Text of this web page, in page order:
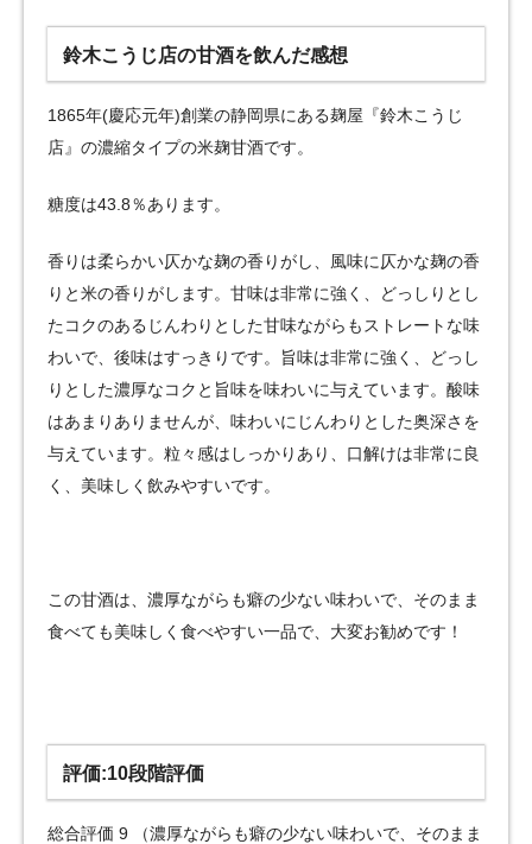
鈴木こうじ店の甘酒を飲んだ感想
1865年(慶応元年)創業の静岡県にある麹屋『鈴木こうじ
店』の濃縮タイプの米麹甘酒です。
糖度は43.8％あります。
香りは柔らかい仄かな麹の香りがし、風味に仄かな麹の香
りと米の香りがします。甘味は非常に強く、どっしりとし
たコクのあるじんわりとした甘味ながらもストレートな味
わいで、後味はすっきりです。旨味は非常に強く、どっし
りとした濃厚なコクと旨味を味わいに与えています。酸味
はあまりありませんが、味わいにじんわりとした奥深さを
与えています。粒々感はしっかりあり、口解けは非常に良
く、美味しく飲みやすいです。
この甘酒は、濃厚ながらも癖の少ない味わいで、そのまま
食べても美味しく食べやすい一品で、大変お勧めです！
評価:10段階評価
総合評価 9 （濃厚ながらも癖の少ない味わいで、そのまま